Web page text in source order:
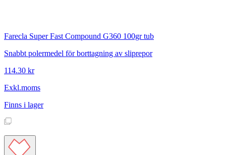
Farecla Super Fast Compound G360 100gr tub
Snabbt polermedel för borttagning av sliprepor
114.30 kr
Exkl.moms
Finns i lager